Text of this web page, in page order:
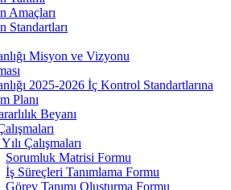
Amaçları
Standartları
Misyon ve Vizyonu
2025-2026 İç Kontrol Standartlarına
Planı
Beyanı
Çalışmaları
Sorumluk Matrisi Formu
İş Süreçleri Tanımlama Formu
Görev Tanımı Oluşturma Formu